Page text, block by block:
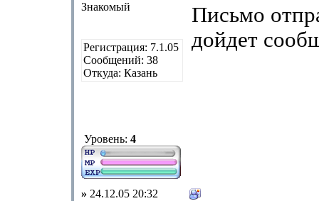
Знакомый
Регистрация: 7.1.05
Сообщений: 38
Откуда: Казань
Уровень: 4
Письмо
дойдет
» 24.12.05 20:32